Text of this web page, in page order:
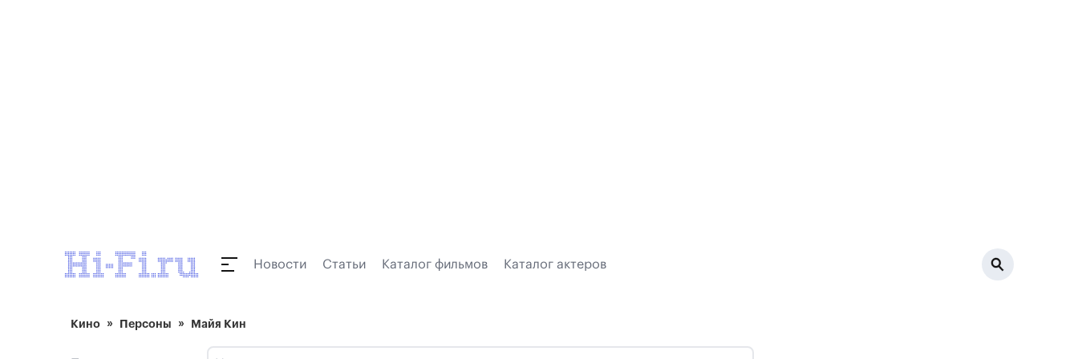
Новости Статьи Каталог фильмов Каталог актеров
Кино Персоны Майя Кин